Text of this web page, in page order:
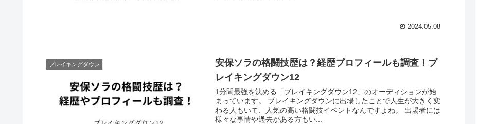
2024.05.08
ブレイキングダウン
安保ソラの格闘技歴は？経歴プロフィールも調査！ブ
レイキングダウン12
1分間最強を決める「ブレイキングダウン12」のオーディションが始
まっています。 ブレイキングダウンに出場したことで人生が大きく変
わる人もいて、人気の高い格闘技イベントなんですよね。 出場者には
様々な事情や過去がある方もい...